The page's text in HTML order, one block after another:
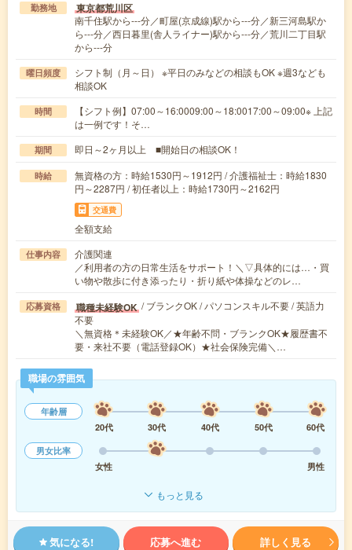
勤務地 東京都荒川区
南千住駅から---分／町屋(京成線)駅から---分／新三河島駅か
ら---分／西日暮里(舎人ライナー)駅から---分／荒川二丁目駅
から---分
曜日頻度
シフト制（月～日） ※平日のみなどの相談もOK ※週3なども
相談OK
時間
【シフト例】07:00～16:0009:00～18:0017:00～09:00※ 上記
は一例です！そ…
期間 即日～2ヶ月以上 ■開始日の相談OK！
時給
無資格の方：時給1530円～1912円 / 介護福祉士：時給1830
円～2287円 / 初任者以上：時給1730円～2162円
交通費
全額支給
仕事内容
介護関連
／利用者の方の日常生活をサポート！＼▽具体的には…・買
い物や散歩に付き添ったり・折り紙や体操などのレ…
応募資格 職種未経験OK / ブランクOK / パソコンスキル不要 / 英語力
不要
＼無資格＊未経験OK／★年齢不問・ブランクOK★履歴書不
要・来社不要（電話登録OK）★社会保険完備＼…
職場の雰囲気
年齢層
20代
30代 40代 50代
60代
男女比率
女性
男性
もっと見る
気になる! 応募へ進む 詳しく見る